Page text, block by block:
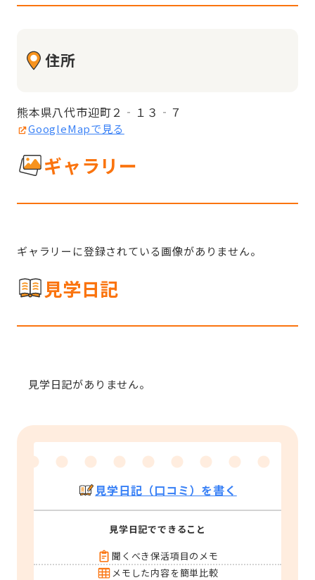
住所
熊本県八代市迎町２‐１３‐７
GoogleMapで見る
ギャラリー
ギャラリーに登録されている画像がありません。
見学日記
見学日記がありません。
見学日記（口コミ）を書く
見学日記でできること
聞くべき保活項目のメモ
メモした内容を簡単比較